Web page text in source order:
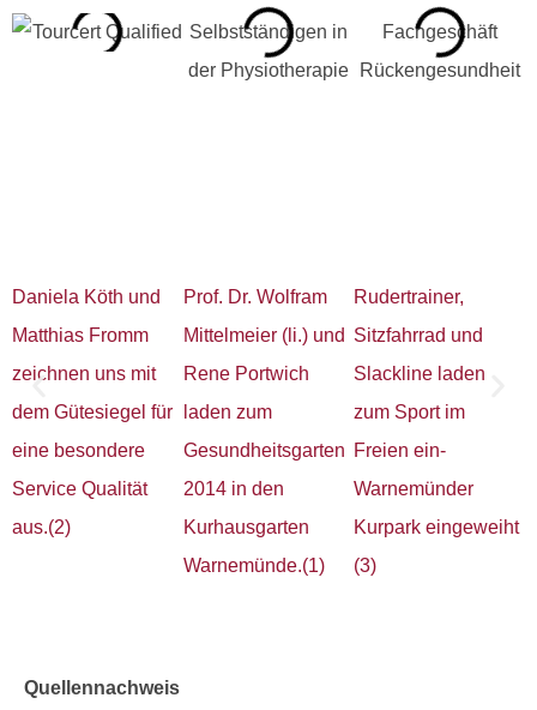
Daniela Köth und
Matthias Fromm
zeichnen uns mit
dem Gütesiegel für
eine besondere
Service Qualität
aus.(2)
Prof. Dr. Wolfram
Mittelmeier (li.) und
Rene Portwich
laden zum
Gesundheitsgarten
2014 in den
Kurhausgarten
Warnemünde.(1)
Rudertrainer,
Sitzfahrrad und
Slackline laden
zum Sport im
Freien ein-
Warnemünder
Kurpark eingeweiht
(3)
Quellennachweis